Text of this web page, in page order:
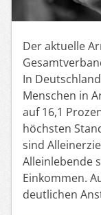
Der aktuelle
In
Menschen in
auf 16,1
höchsten
sind
Alleinlebende
Einkommen.
deutlichen